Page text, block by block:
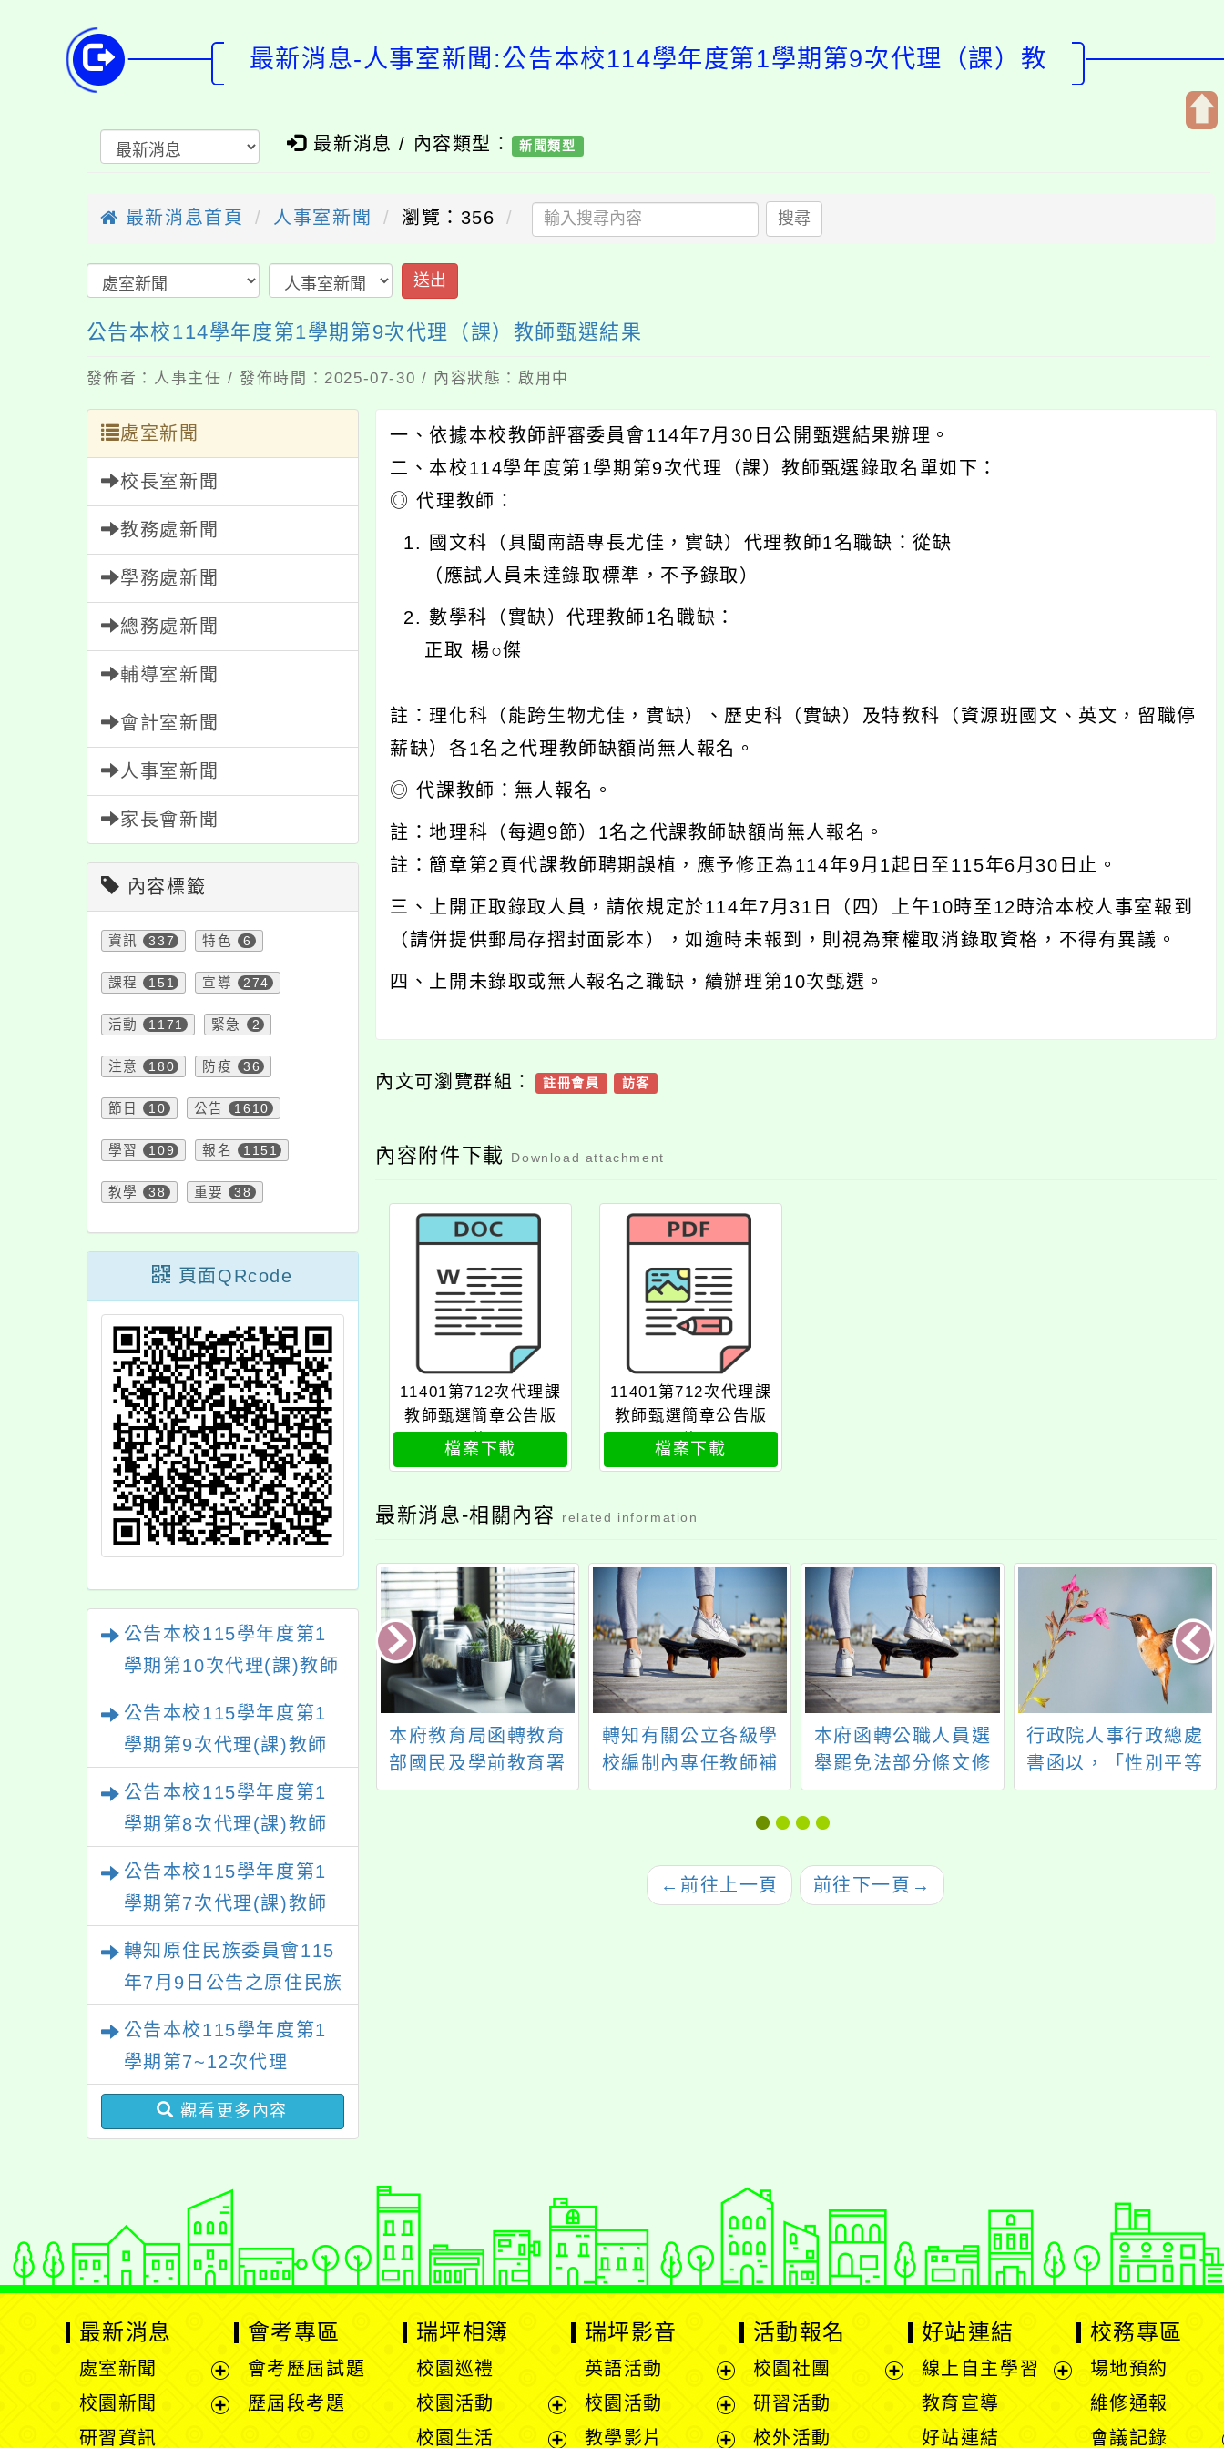
最新消息-人事室新聞:公告本校114學年度第1學期第9次代理（課）教
最新消息 / 內容類型： 新聞類型
最新消息首頁 人事室新聞 瀏覽：356 搜尋
送出
公告本校114學年度第1學期第9次代理（課）教師甄選結果
發佈者：人事主任 / 發佈時間：2025-07-30 / 內容狀態：啟用中
處室新聞
校長室新聞
教務處新聞
學務處新聞
總務處新聞
輔導室新聞
會計室新聞
人事室新聞
家長會新聞
內容標籤
資訊 337 特色 6
課程 151 宣導 274
活動 1171 緊急 2
注意 180 防疫 36
節日 10 公告 1610
學習 109 報名 1151
教學 38 重要 38
頁面QRcode
公告本校115學年度第1
學期第10次代理(課)教師
公告本校115學年度第1
學期第9次代理(課)教師
公告本校115學年度第1
學期第8次代理(課)教師
公告本校115學年度第1
學期第7次代理(課)教師
轉知原住民族委員會115
年7月9日公告之原住民族
公告本校115學年度第1
學期第7~12次代理
（課）教師甄選簡章
【一次公告分次招考】
觀看更多內容
一、依據本校教師評審委員會114年7月30日公開甄選結果辦理。
二、本校114學年度第1學期第9次代理（課）教師甄選錄取名單如下：
◎ 代理教師：
1. 國文科（具閩南語專長尤佳，實缺）代理教師1名職缺：從缺
（應試人員未達錄取標準，不予錄取）
2. 數學科（實缺）代理教師1名職缺：
正取 楊○傑
註：理化科（能跨生物尤佳，實缺）、歷史科（實缺）及特教科（資源班國文、英文，留職停
薪缺）各1名之代理教師缺額尚無人報名。
◎ 代課教師：無人報名。
註：地理科（每週9節）1名之代課教師缺額尚無人報名。
註：簡章第2頁代課教師聘期誤植，應予修正為114年9月1起日至115年6月30日止。
三、上開正取錄取人員，請依規定於114年7月31日（四）上午10時至12時洽本校人事室報到
（請併提供郵局存摺封面影本），如逾時未報到，則視為棄權取消錄取資格，不得有異議。
四、上開未錄取或無人報名之職缺，續辦理第10次甄選。
內文可瀏覽群組： 註冊會員 訪客
內容附件下載 Download attachment
11401第712次代理課
教師甄選簡章公告版
修
檔案下載
11401第712次代理課
教師甄選簡章公告版
修
檔案下載
最新消息-相關內容 related information
校113學年度第
第9次本土語教
工作人員甄選
公告本校114學年度第
1學期第9次本土語教
學支援工作人員甄選
結果
本府教育局函轉教育
部國民及學前教育署
函，有關公立高級中
轉知有關公立各級學
校編制內專任教師補
休期限及轉任後續行
本府函轉公職人員選
舉罷免法部分條文修
正，業奉總統以114年
2月18日華總一義字第
布
行政院人事行政總處
書函以，「性別平等
工作法施行細則」第4
← 前往上一頁 前往下一頁 →
最新消息
處室新聞
展
校園新聞
研習資訊
會考專區
會考歷屆試題
歷屆段考題
瑞坪相簿
校園巡禮
校園活動
展
校園生活
瑞坪影音
英語活動
展
校園活動
展
教學影片
活動報名
校園社團
研習活動
校外活動
好站連結
線上自主學習
教育宣導
好站連結
校務專區
場地預約
維修通報
會議記錄